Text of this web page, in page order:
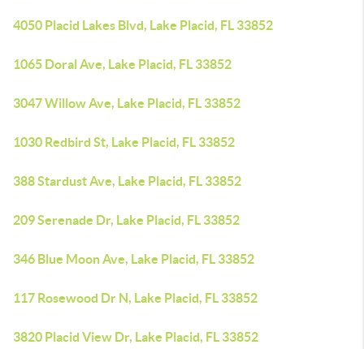
4050 Placid Lakes Blvd, Lake Placid, FL 33852
1065 Doral Ave, Lake Placid, FL 33852
3047 Willow Ave, Lake Placid, FL 33852
1030 Redbird St, Lake Placid, FL 33852
388 Stardust Ave, Lake Placid, FL 33852
209 Serenade Dr, Lake Placid, FL 33852
346 Blue Moon Ave, Lake Placid, FL 33852
117 Rosewood Dr N, Lake Placid, FL 33852
3820 Placid View Dr, Lake Placid, FL 33852